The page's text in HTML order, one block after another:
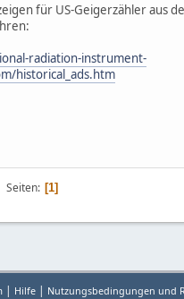
für US-Geigerzähler aus
radiation-instrument-
historical_ads.htm
Seiten 1
| Hilfe| Nutzungsbedingungen und